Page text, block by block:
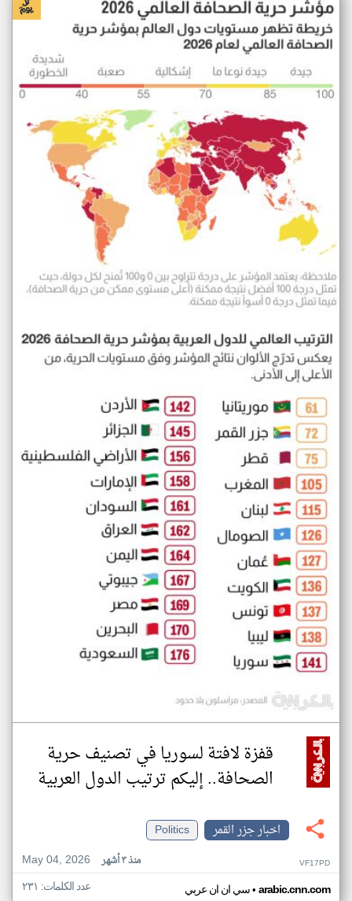
قفزة لافتة لسوريا في تصنيف حرية
الصحافة.. إليكم ترتيب الدول العربية
اخبار جزر القمر
Politics
May 04, 2026
منذ ٣ أشهر VF17PD
سي ان ان عربي• arabic.cnn.com عدد الكلمات: ٢٣١